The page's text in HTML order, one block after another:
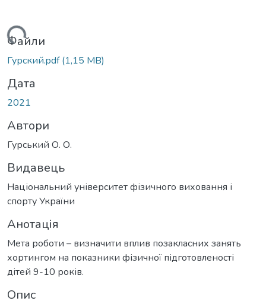
Файли
Гурский.pdf(1,15 MB)
Дата
2021
Автори
Гурський О. О.
Видавець
Національний університет фізичного виховання і
спорту України
Анотація
Мета роботи – визначити вплив позакласних занять
хортингом на показники фізичної підготовленості
дітей 9-10 років.
Опис